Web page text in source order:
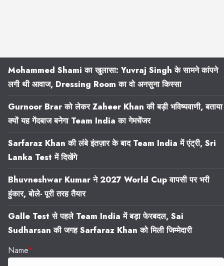
Mohammed Shami का खुलासा: Yuvraj Singh के सामने कांपने
लगी थी आवाज, Dressing Room का वो अनसुना किस्सा
Gurnoor Brar को लेकर Zaheer Khan की बड़ी भविष्यवाणी, बताया
क्यों यह गेंदबाज बनेगा Team India का गेमचेंजर
Sarfaraz Khan की लंबे इंतज़ार के बाद Team India में एंट्री, Sri
Lanka Test में दिखेंगे
Bhuvneshwar Kumar ने 2027 World Cup वापसी पर भरी
हुंकार, बोले- पूरी तरह तैयार
Galle Test से पहले Team India में बड़ा फेरबदल, Sai
Sudharsan की जगह Sarfaraz Khan को मिली जिम्मेदारी
Name*